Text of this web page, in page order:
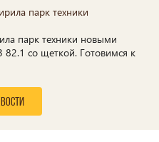
парк техники
парк техники новыми
82.1 со щеткой. Готовимся к